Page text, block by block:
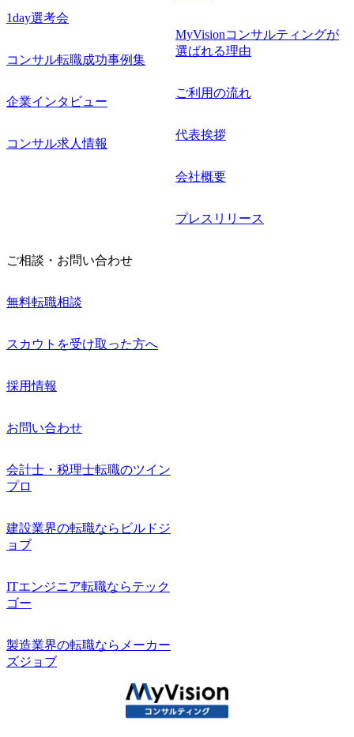
1day選考会
コンサル転職成功事例集
企業インタビュー
コンサル求人情報
MyVisionコンサルティングが
選ばれる理由
ご利用の流れ
代表挨拶
会社概要
プレスリリース
ご相談・お問い合わせ
無料転職相談
スカウトを受け取った方へ
採用情報
お問い合わせ
会計士・税理士転職のツイン
プロ
建設業界の転職ならビルドジ
ョブ
ITエンジニア転職ならテック
ゴー
製造業界の転職ならメーカー
ズジョブ